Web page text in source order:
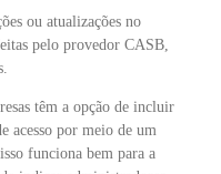
ou atualizações no
pelo provedor CASB,
têm a opção de incluir
acesso por meio de um
funciona bem para a